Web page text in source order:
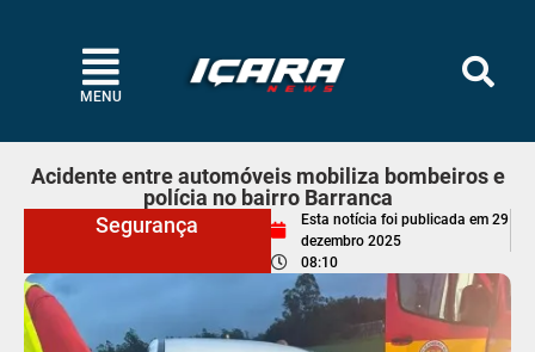
MENU
Acidente entre automóveis mobiliza bombeiros e
polícia no bairro Barranca
Segurança
Esta notícia foi publicada em 29
dezembro 2025
08:10